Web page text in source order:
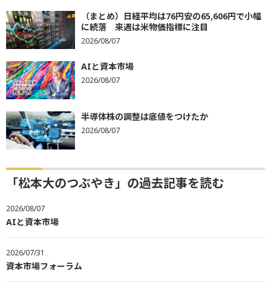
（まとめ）日経平均は76円安の65,606円で小幅
に続落 来週は米物価指標に注目
2026/08/07
AIと資本市場
2026/08/07
半導体株の調整は底値をつけたか
2026/08/07
「松本大のつぶやき」の過去記事を読む
2026/08/07
AIと資本市場
2026/07/31
資本市場フォーラム